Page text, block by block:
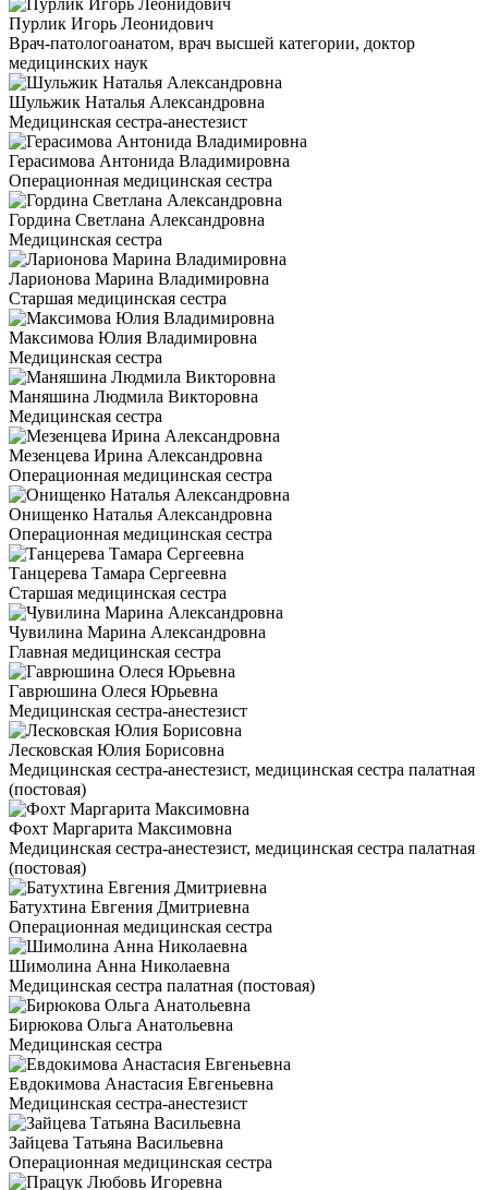
Пурлик Игорь Леонидович
Врач-патологоанатом, врач высшей категории, доктор
медицинских наук
Шульжик Наталья Александровна
Медицинская сестра-анестезист
Герасимова Антонида Владимировна
Операционная медицинская сестра
Гордина Светлана Александровна
Медицинская сестра
Ларионова Марина Владимировна
Старшая медицинская сестра
Максимова Юлия Владимировна
Медицинская сестра
Маняшина Людмила Викторовна
Медицинская сестра
Мезенцева Ирина Александровна
Операционная медицинская сестра
Онищенко Наталья Александровна
Операционная медицинская сестра
Танцерева Тамара Сергеевна
Старшая медицинская сестра
Чувилина Марина Александровна
Главная медицинская сестра
Гаврюшина Олеся Юрьевна
Медицинская сестра-анестезист
Лесковская Юлия Борисовна
Медицинская сестра-анестезист, медицинская сестра палатная
(постовая)
Фохт Маргарита Максимовна
Медицинская сестра-анестезист, медицинская сестра палатная
(постовая)
Батухтина Евгения Дмитриевна
Операционная медицинская сестра
Шимолина Анна Николаевна
Медицинская сестра палатная (постовая)
Бирюкова Ольга Анатольевна
Медицинская сестра
Евдокимова Анастасия Евгеньевна
Медицинская сестра-анестезист
Зайцева Татьяна Васильевна
Операционная медицинская сестра